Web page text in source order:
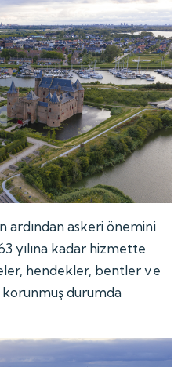
ardından askeri önemini
yılına kadar hizmette
hendekler, bentler ve
durumda